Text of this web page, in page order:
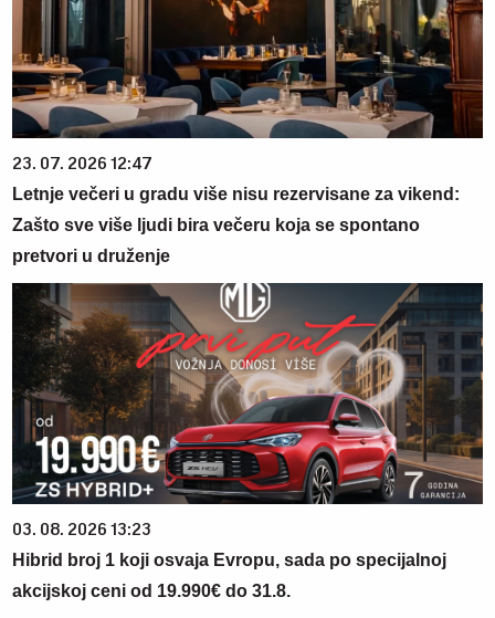
23. 07. 2026 12:47
Letnje večeri u gradu više nisu rezervisane za vikend:
Zašto sve više ljudi bira večeru koja se spontano
pretvori u druženje
03. 08. 2026 13:23
Hibrid broj 1 koji osvaja Evropu, sada po specijalnoj
akcijskoj ceni od 19.990€ do 31.8.